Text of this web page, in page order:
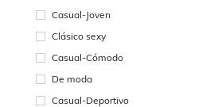
Casual-Joven
Clásico sexy
Casual-Cómodo
De moda
Casual-Deportivo